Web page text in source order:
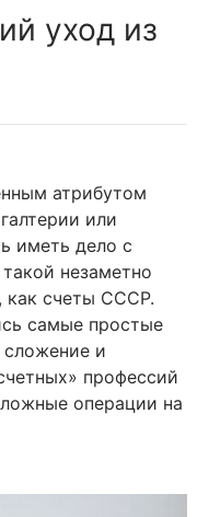
уход из
атрибутом
или
иметь дело с
незаметно
счеты СССР.
самые простые
и
профессий
операции на